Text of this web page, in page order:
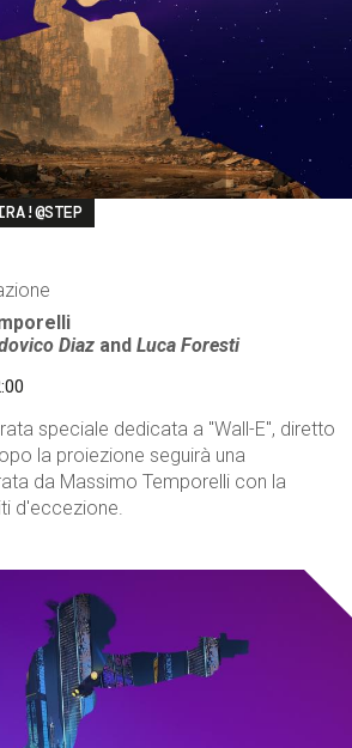
Diaz andLuca Foresti
speciale dedicata a "Wall-E", diretto
la proiezione seguirà una
da Massimo Temporelli con la
d'eccezione.